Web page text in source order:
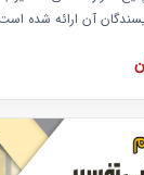
آن ارائه شده
فهرست بها تفسیر و
تصویری بوده و به
علیرضاحسین‌زاده
فهرست بها رشته
حوزه صنعت ساخت در